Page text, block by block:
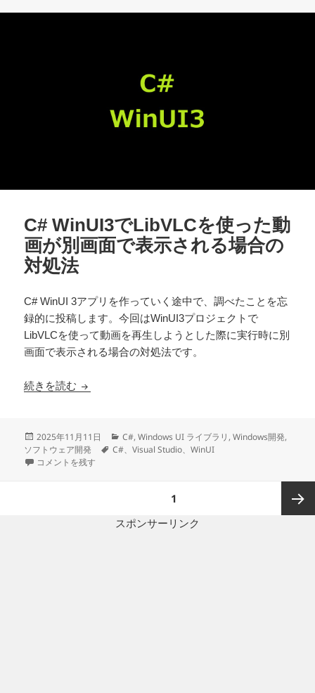
C# WinUI3でLibVLCを使った動
画が別画面で表示される場合の
対処法
C# WinUI 3アプリを作っていく途中で、調べたことを忘
録的に投稿します。今回はWinUI3プロジェクトで
LibVLCを使って動画を再生しようとした際に実行時に別
画面で表示される場合の対処法です。
続きを読む C# WinUI3でLibVLCを使った動画が別画面で表
投
稿
日:
2025年11月11日
カ
テ
C#,Windows UI ライブラリ ,Windows開発,
ソフトウェア開発
タ
C#、Visual Studio、WinUI
C# WinUI3でLibVLCを使った動画が別画面で表示される場合の対処法 に
コメントを残す
1
スポンサーリンク